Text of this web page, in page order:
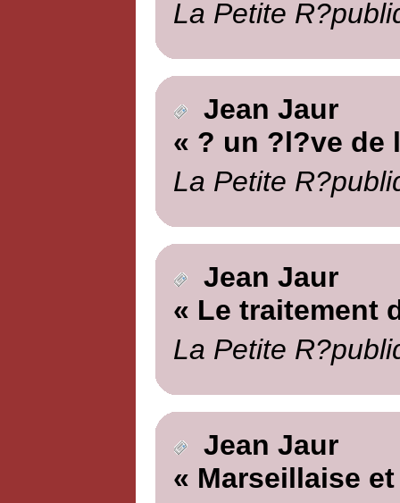
La Petite
Jean Jaur
« ? un ?l?ve de
La Petite
Jean Jaur
« Le traitement
La Petite
Jean Jaur
« Marseillaise